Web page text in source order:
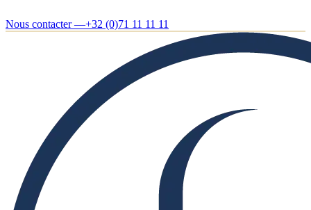
Nous contacter —+32 (0)71 11 11 11